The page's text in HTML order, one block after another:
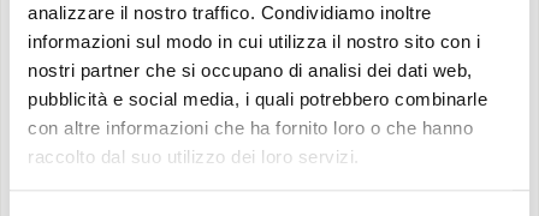
analizzare il nostro traffico. Condividiamo inoltre
informazioni sul modo in cui utilizza il nostro sito con i
nostri partner che si occupano di analisi dei dati web,
pubblicità e social media, i quali potrebbero combinarle
con altre informazioni che ha fornito loro o che hanno
raccolto dal suo utilizzo dei loro servizi.
*apparecchiatura non ermeticamente sigillata contenente GAS fluorurato
Caratteristiche